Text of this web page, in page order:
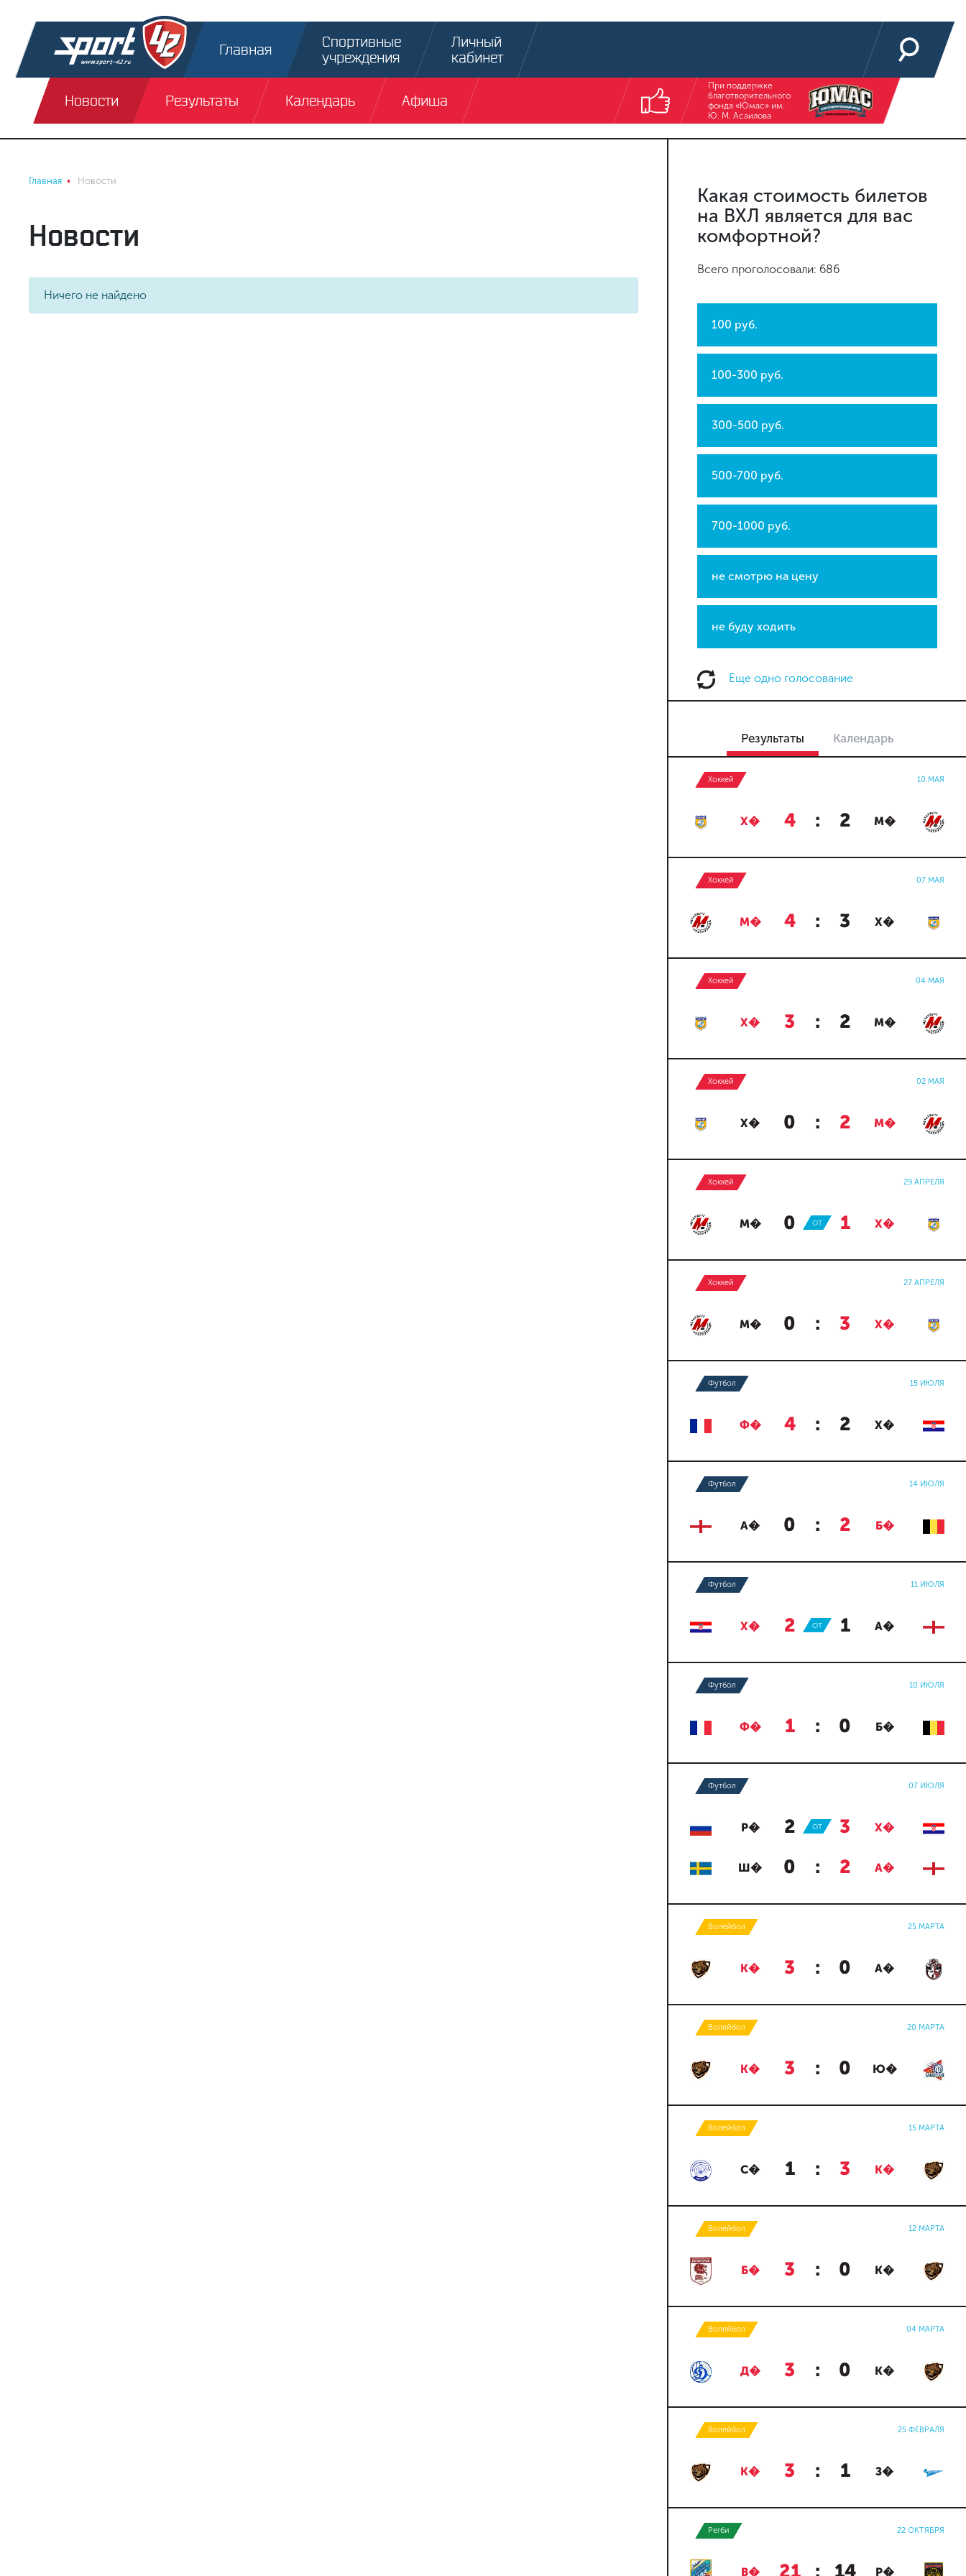
Главная
Спортивные
учреждения
Личный
кабинет
Новости Результаты Календарь Афиша
При поддержке
благотворительного
фонда «Юмас» им.
Ю. М. Асаилова
Главная Новости
Новости
Ничего не найдено
Какая стоимость билетов
на ВХЛ является для вас
комфортной?
Всего проголосовали: 686
100 руб.
100-300 руб.
300-500 руб.
500-700 руб.
700-1000 руб.
не смотрю на цену
не буду ходить
Еще одно голосование
Результаты Календарь
Хоккей 10 МАЯ
Х� 4 : 2 М�
Хоккей 07 МАЯ
М� 4 : 3 Х�
Хоккей 04 МАЯ
Х� 3 : 2 М�
Хоккей 02 МАЯ
Х� 0 : 2 М�
Хоккей 29 АПРЕЛЯ
М� 0 : 1 Х�
ОТ
Хоккей 27 АПРЕЛЯ
М� 0 : 3 Х�
Футбол 15 ИЮЛЯ
Ф� 4 : 2 Х�
Футбол 14 ИЮЛЯ
А� 0 : 2 Б�
Футбол 11 ИЮЛЯ
Х� 2 : 1 А�
ОТ
Футбол 10 ИЮЛЯ
Ф� 1 : 0 Б�
Футбол 07 ИЮЛЯ
Р� 2 : 3 Х�
ОТ
Ш� 0 : 2 А�
Волейбол 25 МАРТА
К� 3 : 0 А�
Волейбол 20 МАРТА
К� 3 : 0 Ю�
Волейбол 15 МАРТА
С� 1 : 3 К�
Волейбол 12 МАРТА
Б� 3 : 0 К�
Волейбол 04 МАРТА
Д� 3 : 0 К�
Волейбол 25 ФЕВРАЛЯ
К� 3 : 1 З�
Регби 22 ОКТЯБРЯ
В� 21 : 14 Р�